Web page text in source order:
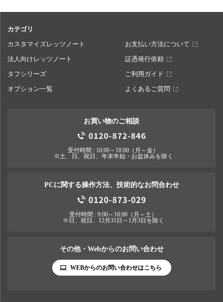
カテゴリ
カスタマイズレッツノート
お支払い方法について
法人向けレッツノート
証憑発行依頼
タフシリーズ
ご利用ガイド
オプション一覧
よくあるご質問
お買い物のご相談
受付時間 : 10:00～18:00（月～金）
※土、日、祝日、年末年始・お盆休みを除く
PCに関する操作方法、技術的なお問合わせ
受付時間 : 9:00～18:00（月～土）
※日、祝日、12月31日～1月3日を除く
その他・Webからのお問い合わせ
WEBからのお問い合わせはこちら